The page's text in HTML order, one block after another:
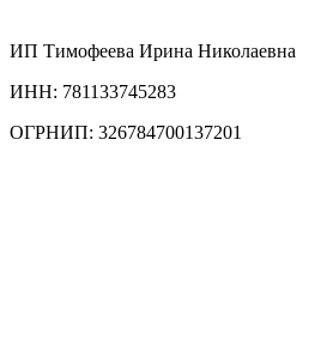
ИП Тимофеева Ирина Николаевна
ИНН: 781133745283
ОГРНИП: 326784700137201